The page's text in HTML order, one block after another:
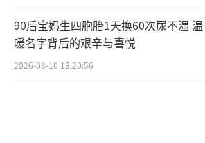
90后宝妈生四胞胎1天换60次尿不湿 温
暖名字背后的艰辛与喜悦
2026-08-10 13:20:56